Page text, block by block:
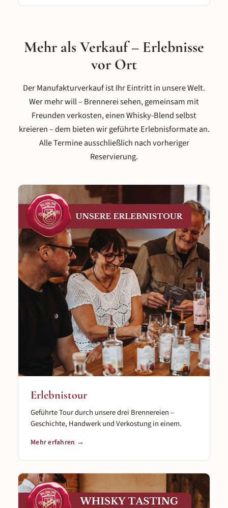
Mehr als Verkauf – Erlebnisse
vor Ort
Der Manufakturverkauf ist Ihr Eintritt in unsere Welt.
Wer mehr will – Brennerei sehen, gemeinsam mit
Freunden verkosten, einen Whisky-Blend selbst
kreieren – dem bieten wir geführte Erlebnisformate an.
Alle Termine ausschließlich nach vorheriger
Reservierung.
Erlebnistour
Geführte Tour durch unsere drei Brennereien –
Geschichte, Handwerk und Verkostung in einem.
Mehr erfahren →